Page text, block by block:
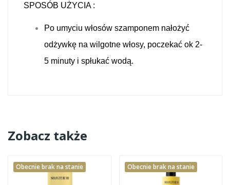
SPOSÓB UŻYCIA :
Po umyciu włosów szamponem nałożyć
odżywkę na wilgotne włosy, poczekać ok 2-
5 minuty i spłukać wodą.
Zobacz także
Obecnie brak na stanie Obecnie brak na stanie